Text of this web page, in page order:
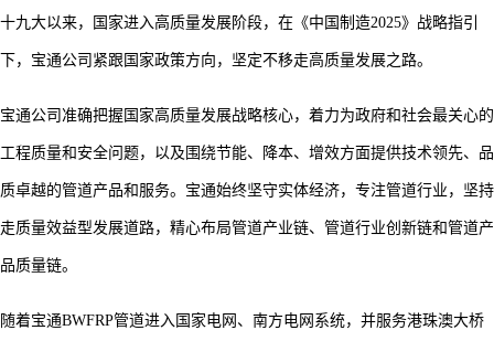
十九大以来，国家进入高质量发展阶段，在《中国制造2025》战略指引
下，宝通公司紧跟国家政策方向，坚定不移走高质量发展之路。
宝通公司准确把握国家高质量发展战略核心，着力为政府和社会最关心的
工程质量和安全问题，以及围绕节能、降本、增效方面提供技术领先、品
质卓越的管道产品和服务。宝通始终坚守实体经济，专注管道行业，坚持
走质量效益型发展道路，精心布局管道产业链、管道行业创新链和管道产
品质量链。
随着宝通BWFRP管道进入国家电网、南方电网系统，并服务港珠澳大桥